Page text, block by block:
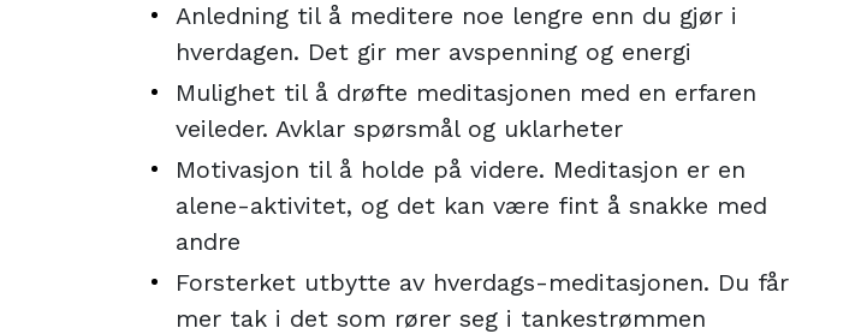
Anledning til å meditere noe lengre enn du gjør i
hverdagen. Det gir mer avspenning og energi
Mulighet til å drøfte meditasjonen med en erfaren
veileder. Avklar spørsmål og uklarheter
Motivasjon til å holde på videre. Meditasjon er en
alene-aktivitet, og det kan være fint å snakke med
andre
Forsterket utbytte av hverdags-meditasjonen. Du får
mer tak i det som rører seg i tankestrømmen